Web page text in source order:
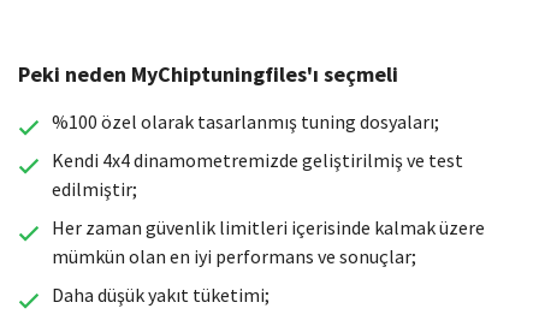
Peki neden MyChiptuningfiles'ı seçmeli
%100 özel olarak tasarlanmış tuning dosyaları;
Kendi 4x4 dinamometremizde geliştirilmiş ve test
edilmiştir;
Her zaman güvenlik limitleri içerisinde kalmak üzere
mümkün olan en iyi performans ve sonuçlar;
Daha düşük yakıt tüketimi;